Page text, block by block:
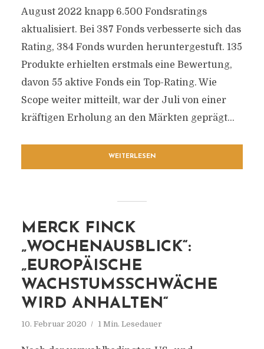
August 2022 knapp 6.500 Fondsratings
aktualisiert. Bei 387 Fonds verbesserte sich das
Rating, 384 Fonds wurden heruntergestuft. 135
Produkte erhielten erstmals eine Bewertung,
davon 55 aktive Fonds ein Top-Rating. Wie
Scope weiter mitteilt, war der Juli von einer
kräftigen Erholung an den Märkten geprägt...
WEITERLESEN
MERCK FINCK
„WOCHENAUSBLICK“:
„EUROPÄISCHE
WACHSTUMSSCHWÄCHE
WIRD ANHALTEN“
10. Februar 2020 1 Min. Lesedauer